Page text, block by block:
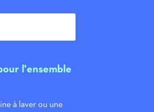
l'ensemble
à laver ou une